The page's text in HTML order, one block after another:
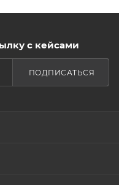
с кейсами
ПОДПИСАТЬСЯ